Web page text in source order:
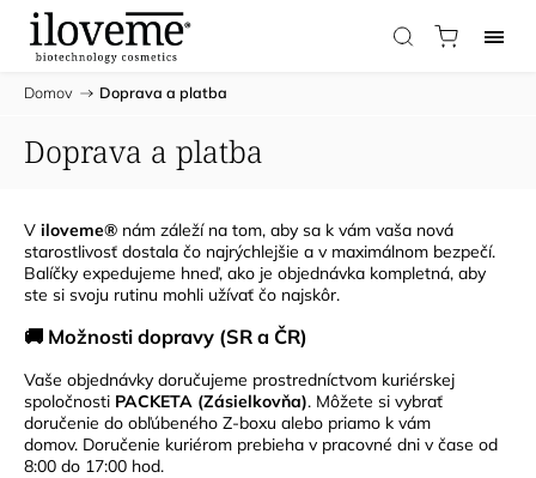
Domov / Doprava a platba
Doprava a platba
V iloveme® nám záleží na tom, aby sa k vám vaša nová
starostlivosť dostala čo najrýchlejšie a v maximálnom bezpečí.
Balíčky expedujeme hneď, ako je objednávka kompletná, aby
ste si svoju rutinu mohli užívať čo najskôr.
🚚 Možnosti dopravy (SR a ČR)
Vaše objednávky doručujeme prostredníctvom kuriérskej
spoločnosti PACKETA (Zásielkovňa). Môžete si vybrať
doručenie do obľúbeného Z-boxu alebo priamo k vám
domov. Doručenie kuriérom prebieha v pracovné dni v čase od
8:00 do 17:00 hod.